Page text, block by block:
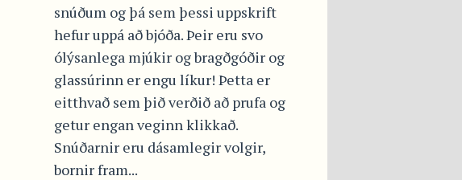
snúðum og þá sem þessi uppskrift
hefur uppá að bjóða. Þeir eru svo
ólýsanlega mjúkir og bragðgóðir og
glassúrinn er engu líkur! Þetta er
eitthvað sem þið verðið að prufa og
getur engan veginn klikkað.
Snúðarnir eru dásamlegir volgir,
bornir fram...